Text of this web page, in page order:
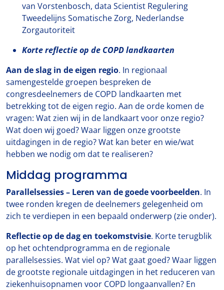
van Vorstenbosch, data Scientist Regulering
Tweedelijns Somatische Zorg, Nederlandse
Zorgautoriteit
Korte reflectie op de COPD landkaarten
Aan de slag in de eigen regio. In regionaal
samengestelde groepen bespreken de
congresdeelnemers de COPD landkaarten met
betrekking tot de eigen regio. Aan de orde komen de
vragen: Wat zien wij in de landkaart voor onze regio?
Wat doen wij goed? Waar liggen onze grootste
uitdagingen in de regio? Wat kan beter en wie/wat
hebben we nodig om dat te realiseren?
Middag programma
Parallelsessies – Leren van de goede voorbeelden. In
twee ronden kregen de deelnemers gelegenheid om
zich te verdiepen in een bepaald onderwerp (zie onder).
Reflectie op de dag en toekomstvisie. Korte terugblik
op het ochtendprogramma en de regionale
parallelsessies. Wat viel op? Wat gaat goed? Waar liggen
de grootste regionale uitdagingen in het reduceren van
ziekenhuisopnamen voor COPD longaanvallen? En